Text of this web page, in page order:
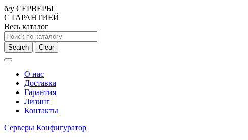
б/у СЕРВЕРЫ
С ГАРАНТИЕЙ
Весь каталог
Search Clear
О нас
Доставка
Гарантия
Лизинг
Контакты
Серверы Конфигуратор